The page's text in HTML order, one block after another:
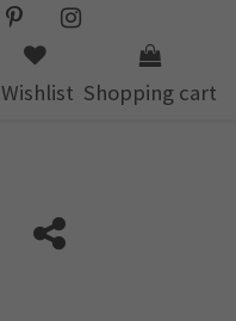
Wishlist Shopping cart